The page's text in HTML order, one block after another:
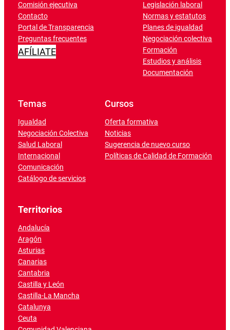
Comisión ejecutiva
Contacto
Portal de Transparencia
Preguntas frecuentes
AFÍLIATE
Legislación laboral
Normas y estatutos
Planes de igualdad
Negociación colectiva
Formación
Estudios y análisis
Documentación
Temas
Igualdad
Negociación Colectiva
Salud Laboral
Internacional
Comunicación
Catálogo de servicios
Cursos
Oferta formativa
Noticias
Sugerencia de nuevo curso
Políticas de Calidad de Formación
Territorios
Andalucía
Aragón
Asturias
Canarias
Cantabria
Castilla y León
Castilla-La Mancha
Catalunya
Ceuta